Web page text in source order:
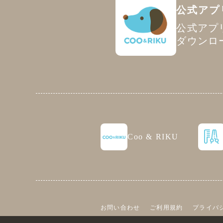
公式アプ
公式アプ
ダウンロ
Coo & RIKU
お問い合わせ ご利用規約 プライバ